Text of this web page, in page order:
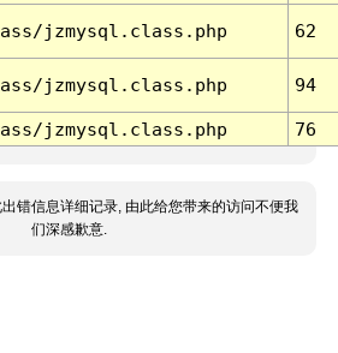
jzmysql.class.php 62
jzmysql.class.php 94
jzmysql.class.php 76
错信息详细记录, 由此给您带来的访问不便我
们深感歉意.